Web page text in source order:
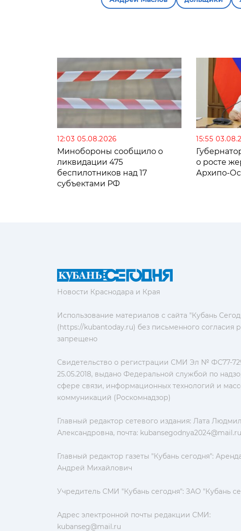
12:03 05.08.2026
Минобороны сообщило о
ликвидации 475
беспилотников над 17
субъектами РФ
15:55
о росте
Архипо-
Новости Краснодара и Края
Использование материалов с сайта "Кубань
(https://kubantoday.ru) без письменного согласия
запрещено
Свидетельство о регистрации СМИ Эл № ФС77-
25.05.2018, выдано Федеральной службой по
сфере связи, информационных технологий и
коммуникаций (Роскомнадзор)
Главный редактор сетевого издания: Лата
Александровна, почта: kubansegodnya2024@mail.ru
Главный редактор газеты "Кубань сегодня":
Андрей Михайлович
Учредитель СМИ "Кубань сегодня": ЗАО "Кубань
Адрес электронной почты редакции СМИ:
kubanseg@mail.ru